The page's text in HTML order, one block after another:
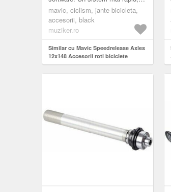
mai ușor și mai sigur pe ax.
BENEFICII CHEIE Mai repede
Axa Mavic S...
mavic, ciclism, jante bicicleta,
accesorii, black
muziker.ro
Similar cu Mavic Speedrelease Axles
12x148 Accesorii roti biciclete